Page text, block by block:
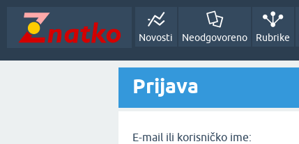
Novosti Neodgovoreno Rubrike
Prijava
E-mail ili korisničko ime: